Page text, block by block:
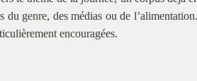
du genre, des médias ou de
encouragées.